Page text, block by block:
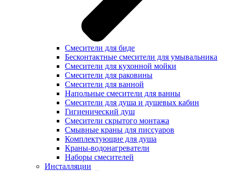
Смесители для биде
Бесконтактные смесители для умывальника
Смесители для кухонной мойки
Смесители для раковины
Смесители для ванной
Напольные смесители для ванны
Смесители для душа и душевых кабин
Гигиенический душ
Смесители скрытого монтажа
Смывные краны для писсуаров
Комплектующие для душа
Краны-водонагреватели
Наборы смесителей
Инсталляции